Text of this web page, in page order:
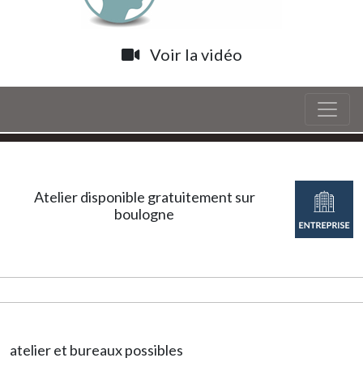
Voir la vidéo
Atelier disponible gratuitement sur
boulogne
atelier et bureaux possibles